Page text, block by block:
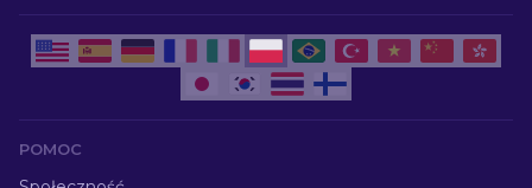
POMOC